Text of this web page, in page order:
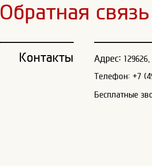
Обратная связь
Контакты Адрес:
Телефон: +7
Бесплатные